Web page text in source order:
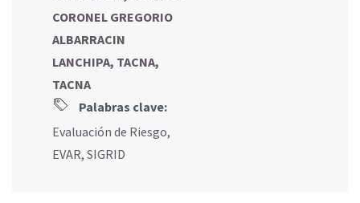
CORONEL GREGORIO
ALBARRACIN
LANCHIPA, TACNA,
TACNA
Palabras clave:
Evaluación de Riesgo,
EVAR, SIGRID